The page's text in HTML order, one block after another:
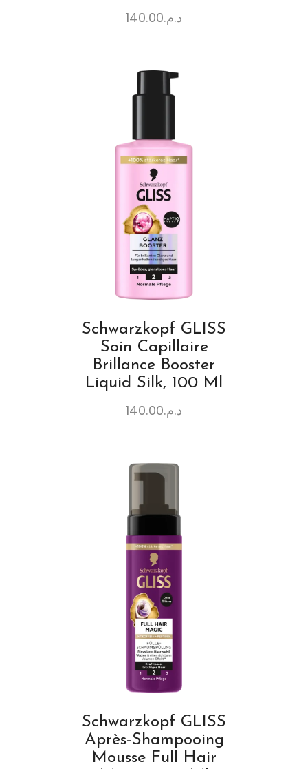
د.م.140.00
Schwarzkopf GLISS
Soin Capillaire
Brillance Booster
Liquid Silk, 100 Ml
د.م.140.00
Schwarzkopf GLISS
Après-Shampooing
Mousse Full Hair